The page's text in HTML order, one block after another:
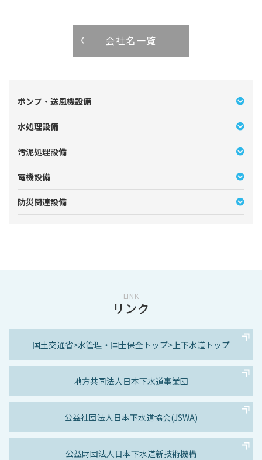
ポンプ・送風機設備
水処理設備
汚泥処理設備
電機設備
防災関連設備
会社名一覧
LINK
リンク
国土交通省>水管理・国土保全トップ> 上下水道トップ
地方共同法人 日本下水道事業団
公益社団法人 日本下水道協会(JSWA)
公益財団法人 日本下水道新技術機構